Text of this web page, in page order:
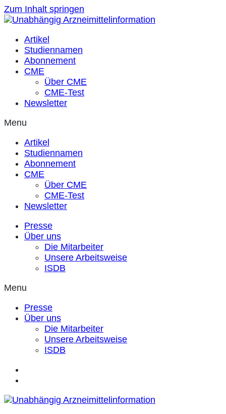
Zum Inhalt springen
Artikel
Studiennamen
Abonnement
CME
Über CME
CME-Test
Newsletter
Menu
Artikel
Studiennamen
Abonnement
CME
Über CME
CME-Test
Newsletter
Presse
Über uns
Die Mitarbeiter
Unsere Arbeitsweise
ISDB
Menu
Presse
Über uns
Die Mitarbeiter
Unsere Arbeitsweise
ISDB